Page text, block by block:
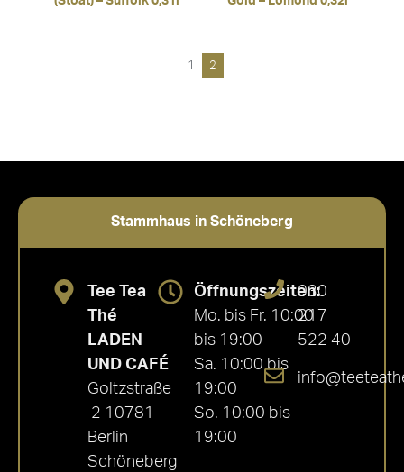
1 2
Stammhaus in Schöneberg
Tee Tea
Thé
LADEN
UND CAFÉ
Goltzstraße
2 10781
Berlin
Schöneberg
Öffnungszeiten:
Mo. bis Fr. 10:00
bis 19:00
Sa. 10:00 bis
19:00
So. 10:00 bis
19:00
030
217
522 40